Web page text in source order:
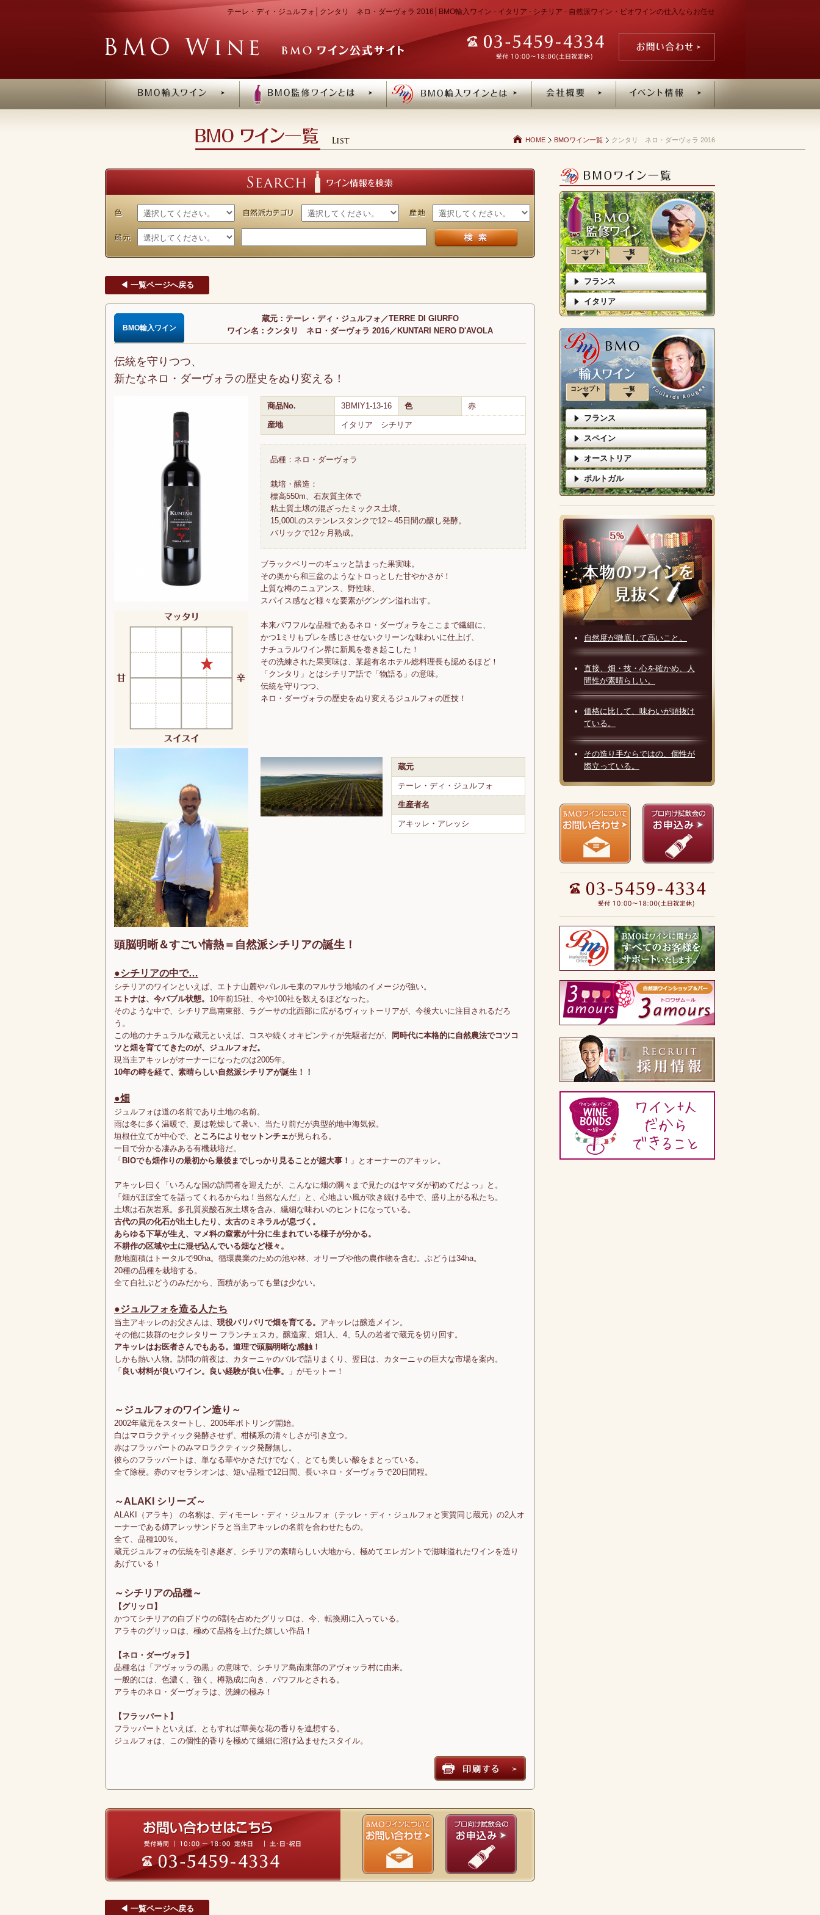
テーレ・ディ・ジュルフォ│クンタリ ネロ・ダーヴォラ 2016│BMO輸入ワイン - イタリア - シチリア - 自然派ワイン・ビオワインの仕入ならお任せ
HOME BMOワイン一覧 クンタリ ネロ・ダーヴォラ 2016
◀ 一覧ページへ戻る
BMO輸入ワイン
蔵元：テーレ・ディ・ジュルフォ／TERRE DI GIURFO
ワイン名：クンタリ ネロ・ダーヴォラ 2016／KUNTARI NERO D'AVOLA
伝統を守りつつ、
新たなネロ・ダーヴォラの歴史をぬり変える！
商品No. 3BMIY1-13-16 色 赤
産地 イタリア シチリア
品種：ネロ・ダーヴォラ
栽培・醸造：
標高550m、石灰質主体で
粘土質土壌の混ざったミックス土壌。
15,000Lのステンレスタンクで12～45日間の醸し発酵。
バリックで12ヶ月熟成。
ブラックベリーのギュッと詰まった果実味。
その奥から和三盆のようなトロっとした甘やかさが！
上質な樽のニュアンス、野性味、
スパイス感など様々な要素がグングン溢れ出す。
本来パワフルな品種であるネロ・ダーヴォラをここまで繊細に、
かつ1ミリもブレを感じさせないクリーンな味わいに仕上げ、
ナチュラルワイン界に新風を巻き起こした！
その洗練された果実味は、某超有名ホテル総料理長も認めるほど！
「クンタリ」とはシチリア語で「物語る」の意味。
伝統を守りつつ、
ネロ・ダーヴォラの歴史をぬり変えるジュルフォの匠技！
蔵元
テーレ・ディ・ジュルフォ
生産者名
アキッレ・アレッシ
頭脳明晰＆すごい情熱＝自然派シチリアの誕生！
●シチリアの中で…
シチリアのワインといえば、エトナ山麓やパレルモ東のマルサラ地域のイメージが強い。
エトナは、今バブル状態。 10年前15社、今や100社を数えるほどなった。
そのような中で、シチリア島南東部、ラグーサの北西部に広がるヴィットーリアが、今後大いに注目されるだろ
う。
この地のナチュラルな蔵元といえば、コスや続くオキピンティが先駆者だが、
同時代に本格的に自然農法でコツコ
ツと畑を育ててきたのが、ジュルフォだ。
現当主アキッレがオーナーになったのは2005年。
10年の時を経て、素晴らしい自然派シチリアが誕生！！
●畑
ジュルフォは道の名前であり土地の名前。
雨は冬に多く温暖で、夏は乾燥して暑い、当たり前だが典型的地中海気候。
垣根仕立てが中心で、
ところによりセットンチェが見られる。
一目で分かる凄みある有機栽培だ。
「 BIOでも畑作りの最初から最後までしっかり見ることが超大事！ 」とオーナーのアキッレ。
アキッレ曰く「いろんな国の訪問者を迎えたが、こんなに畑の隅々まで見たのはヤマダが初めてだよっ」と。
「畑がほぼ全てを語ってくれるからね！当然なんだ」と、心地よい風が吹き続ける中で、盛り上がる私たち。
土壌は石灰岩系。多孔質炭酸石灰土壌を含み、繊細な味わいのヒントになっている。
古代の貝の化石が出土したり、太古のミネラルが息づく。
あらゆる下草が生え、マメ科の窒素が十分に生まれている様子が分かる。
不耕作の区域や土に混ぜ込んでいる畑など様々。
敷地面積はトータルで90ha。循環農業のための池や林、オリーブや他の農作物を含む。ぶどうは34ha。
20種の品種を栽培する。
全て自社ぶどうのみだから、面積があっても量は少ない。
●ジュルフォを造る人たち
当主アキッレのお父さんは、 現役バリバリで畑を育てる。 アキッレは醸造メイン。
その他に抜群のセクレタリー フランチェスカ。醸造家、畑1人、4、5人の若者で蔵元を切り回す。
アキッレはお医者さんでもある。道理で頭脳明晰な感触！
しかも熱い人物。訪問の前夜は、カターニャのバルで語りまくり、翌日は、カターニャの巨大な市場を案内。
「 良い材料が良いワイン。良い経験が良い仕事。 」がモットー！
～ジュルフォのワイン造り～
2002年蔵元をスタートし、2005年ボトリング開始。
白はマロラクティック発酵させず、柑橘系の清々しさが引き立つ。
赤はフラッパートのみマロラクティック発酵無し。
彼らのフラッパートは、単なる華やかさだけでなく、とても美しい酸をまとっている。
全て除梗。赤のマセラシオンは、短い品種で12日間、長いネロ・ダーヴォラで20日間程。
～ALAKI シリーズ～
ALAKI（アラキ） の名称は、ディモーレ・ディ・ジュルフォ（テッレ・ディ・ジュルフォと実質同じ蔵元）の2人オ
ーナーである姉アレッサンドラと当主アキッレの名前を合わせたもの。
全て、品種100％。
蔵元ジュルフォの伝統を引き継ぎ、シチリアの素晴らしい大地から、極めてエレガントで滋味溢れたワインを造り
あげている！
～シチリアの品種～
【グリッロ】
かつてシチリアの白ブドウの6割を占めたグリッロは、今、転換期に入っている。
アラキのグリッロは、極めて品格を上げた嬉しい作品！
【ネロ・ダーヴォラ】
品種名は「アヴォッラの黒」の意味で、シチリア島南東部のアヴォッラ村に由来。
一般的には、色濃く、強く、樽熟成に向き、パワフルとされる。
アラキのネロ・ダーヴォラは、洗練の極み！
【フラッパート】
フラッパートといえば、ともすれば華美な花の香りを連想する。
ジュルフォは、この個性的香りを極めて繊細に溶け込ませたスタイル。
◀ 一覧ページへ戻る
コンセプト 一覧
フランス
イタリア
コンセプト 一覧
フランス
スペイン
オーストリア
ポルトガル
自然度が徹底して高いこと。
直接、畑・技・心を確かめ、人
間性が素晴らしい。
価格に比して、味わいが頭抜け
ている。
その造り手ならではの、個性が
際立っている。